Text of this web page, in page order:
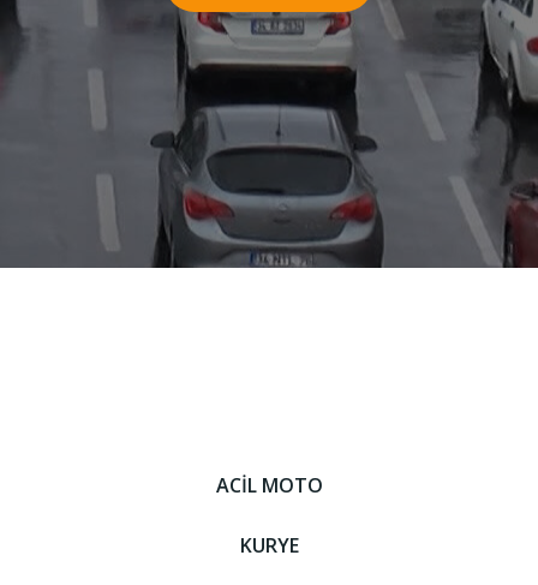
ACİL MOTO
KURYE